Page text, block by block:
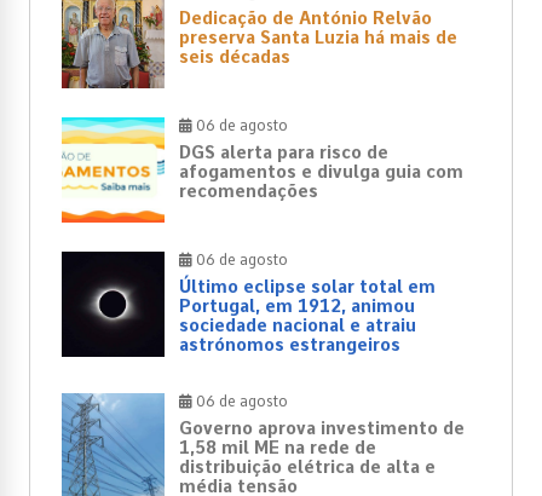
Dedicação de António Relvão
preserva Santa Luzia há mais de
seis décadas
06 de agosto
DGS alerta para risco de
afogamentos e divulga guia com
recomendações
06 de agosto
Último eclipse solar total em
Portugal, em 1912, animou
sociedade nacional e atraiu
astrónomos estrangeiros
06 de agosto
Governo aprova investimento de
1,58 mil ME na rede de
distribuição elétrica de alta e
média tensão